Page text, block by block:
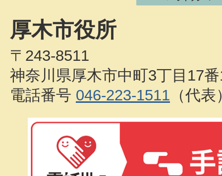
厚木市役所
〒243-8511
神奈川県厚木市中町3丁目17
電話番号 046-223-1511 （代表